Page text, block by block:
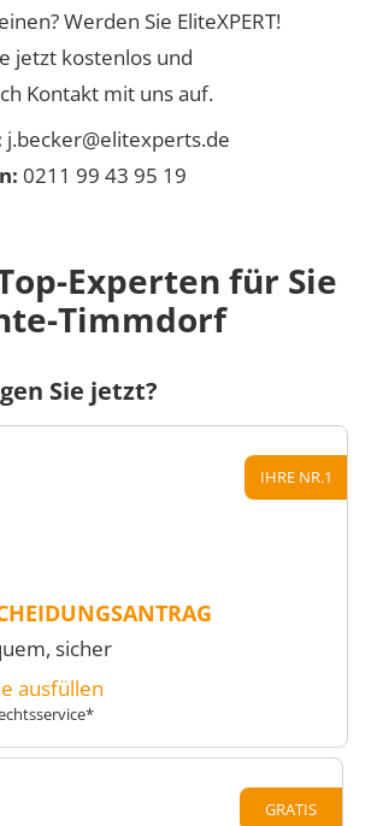
Werden Sie EliteXPERT!
jetzt kostenlos und
Kontakt mit uns auf.
j.becker@elitexperts.de
0211 99 43 95 19
Experten für Sie
Timmdorf
Sie jetzt?
IHRE NR.1
sicher
ausfüllen
GRATIS